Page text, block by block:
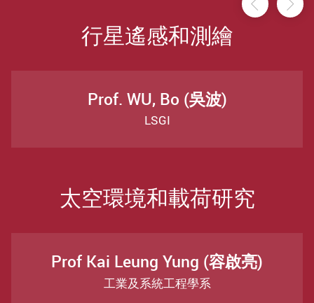
前一頁
後
行星遙感和測繪
Prof. WU, Bo (吳波)
LSGI
太空環境和載荷研究
Prof Kai Leung Yung (容啟亮)
工業及系統工程學系